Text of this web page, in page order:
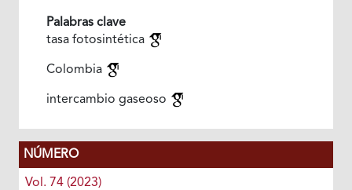
Palabras clave
tasa fotosintética
Colombia
intercambio gaseoso
NÚMERO
Vol. 74 (2023)